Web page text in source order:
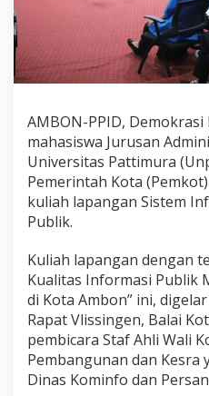
o
t
A
m
b
,
M
a
h
a
s
w
a
F
I
S
I
P
D
i
AMBON-PPID,
mahasiswa Jurusan
Universitas Pattimura
Pemerintah Kota
kuliah lapangan Sistem
Publik.
Kuliah lapangan dengan
Kualitas Informasi Publik
di Kota Ambon” ini,
Rapat Vlissingen, Balai
pembicara Staf Ahli Wali
Pembangunan dan Kesra
Dinas Kominfo dan